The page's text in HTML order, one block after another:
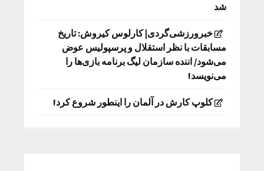
شد
خبرورزشی‌گردی| کارلوس کیروش: تاریخ
مسابقات با نظر استقلال و پرسپولیس عوض
می‌شود/ اننده سازمان لیگ برنامه بازی‌ها را
می‌نویسد!
کلوپ کارش در آلمان را اینطور شروع کرد!